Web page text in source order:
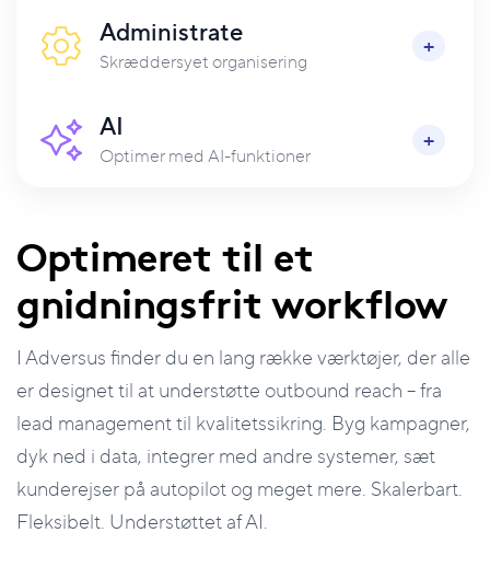
Administrate
Skræddersyet organisering
AI
Optimer med AI-funktioner
Optimeret til et
gnidningsfrit workflow
I Adversus finder du en lang række værktøjer, der alle
er designet til at understøtte outbound reach – fra
lead management til kvalitetssikring. Byg kampagner,
dyk ned i data, integrer med andre systemer, sæt
kunderejser på autopilot og meget mere. Skalerbart.
Fleksibelt. Understøttet af AI.